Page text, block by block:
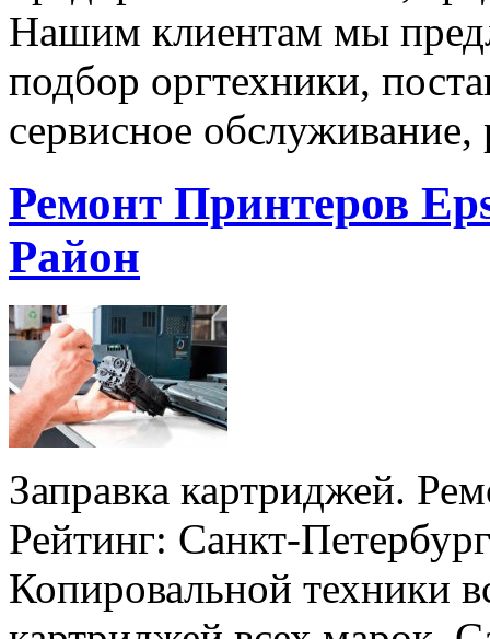
Нашим клиентам мы
подбор оргтехники,
сервисное
Ремонт Принтеров
Район
Заправка картриджей.
Рейтинг: Санкт-
Копировальной техники